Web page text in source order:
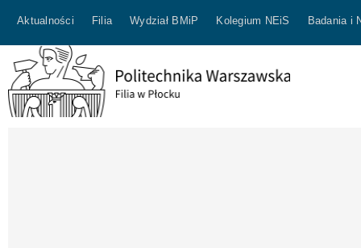
Aktualności Filia Wydział BMiP Kolegium NEiS Badania i